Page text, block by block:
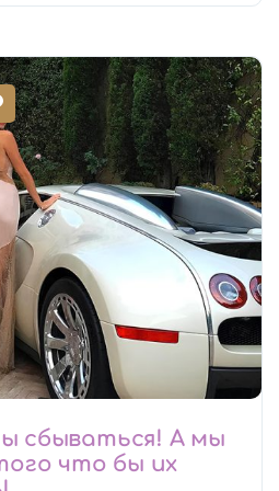
сбываться! А мы
что бы их